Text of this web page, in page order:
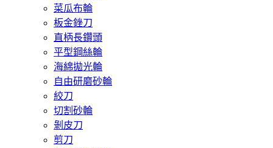
菜瓜布輪
板金銼刀
直柄長鑽頭
平型鋼絲輪
海綿拋光輪
自由研磨砂輪
絞刀
切割砂輪
剝皮刀
剪刀